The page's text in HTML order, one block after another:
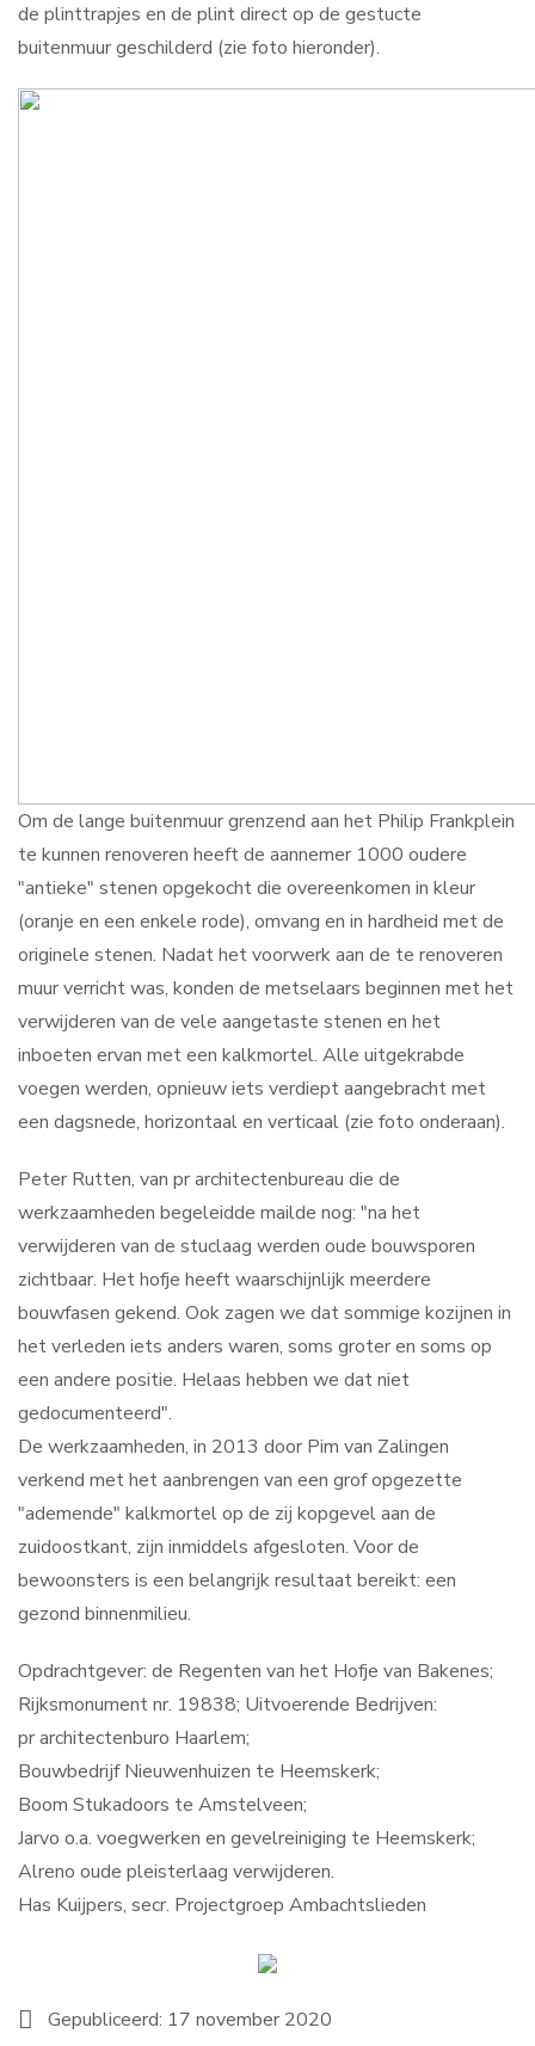
de plinttrapjes en de plint direct op de gestucte
buitenmuur geschilderd (zie foto hieronder).
Om de lange buitenmuur grenzend aan het Philip Frankplein
te kunnen renoveren heeft de aannemer 1000 oudere
"antieke" stenen opgekocht die overeenkomen in kleur
(oranje en een enkele rode), omvang en in hardheid met de
originele stenen. Nadat het voorwerk aan de te renoveren
muur verricht was, konden de metselaars beginnen met het
verwijderen van de vele aangetaste stenen en het
inboeten ervan met een kalkmortel. Alle uitgekrabde
voegen werden, opnieuw iets verdiept aangebracht met
een dagsnede, horizontaal en verticaal (zie foto onderaan).
Peter Rutten, van pr architectenbureau die de
werkzaamheden begeleidde mailde nog: "na het
verwijderen van de stuclaag werden oude bouwsporen
zichtbaar. Het hofje heeft waarschijnlijk meerdere
bouwfasen gekend. Ook zagen we dat sommige kozijnen in
het verleden iets anders waren, soms groter en soms op
een andere positie. Helaas hebben we dat niet
gedocumenteerd".
De werkzaamheden, in 2013 door Pim van Zalingen
verkend met het aanbrengen van een grof opgezette
"ademende" kalkmortel op de zij kopgevel aan de
zuidoostkant, zijn inmiddels afgesloten. Voor de
bewoonsters is een belangrijk resultaat bereikt: een
gezond binnenmilieu.
Opdrachtgever: de Regenten van het Hofje van Bakenes;
Rijksmonument nr. 19838; Uitvoerende Bedrijven:
pr architectenburo Haarlem;
Bouwbedrijf Nieuwenhuizen te Heemskerk;
Boom Stukadoors te Amstelveen;
Jarvo o.a. voegwerken en gevelreiniging te Heemskerk;
Alreno oude pleisterlaag verwijderen.
Has Kuijpers, secr. Projectgroep Ambachtslieden
Gepubliceerd: 17 november 2020